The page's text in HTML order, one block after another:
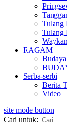
Tulang
Tulang
RAGAM
Budaya
Serba-serbi
Berita
Video
site mode button
Cari untuk: